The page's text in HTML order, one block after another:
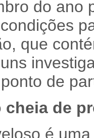
do ano
que
de
cheia de
é